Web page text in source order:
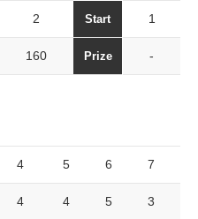
2 Start 1
160 Prize -
4 5 6 7
4 4 5 3